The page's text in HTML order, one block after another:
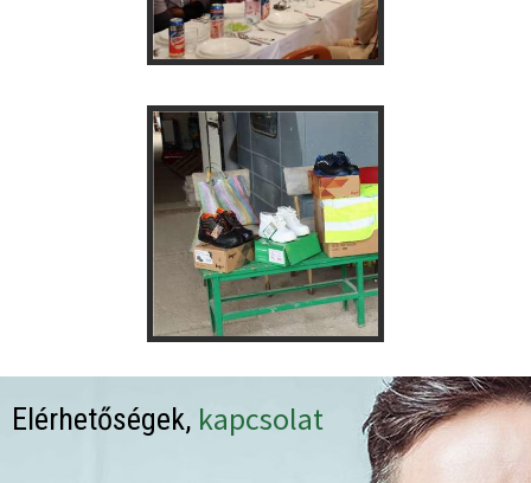
Elérhetőségek, kapcsolat